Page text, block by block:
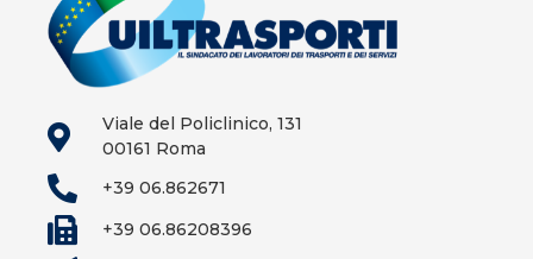
Viale del Policlinico, 131
00161 Roma
+39 06.862671
+39 06.86208396